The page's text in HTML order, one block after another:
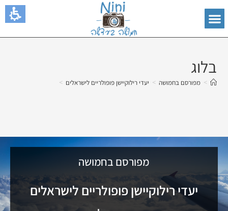
בלוג
> מפורסם בחמושה > יעדי רילוקיישן פופולריים לישראלים >
מפורסם בחמושה
יעדי רילוקיישן פופולריים לישראלים